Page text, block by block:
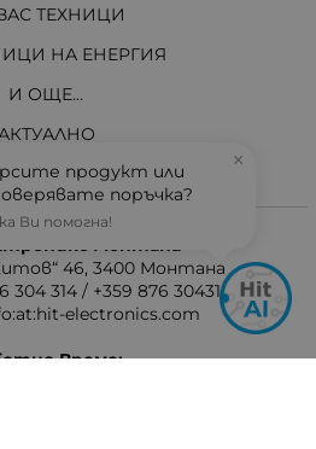
ТЕХНИЦИ
НА ЕНЕРГИЯ
И ОЩЕ...
Монтана
46, 3400 Монтана
304 314 / +359 876 304314
electronics.com
Време:
×
продукт или
поръчка?
Ви помогна!